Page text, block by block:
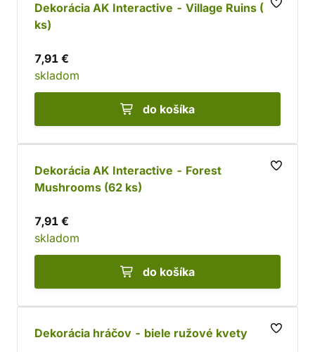
Dekorácia AK Interactive - Village Ruins (12
ks)
7,91 €
skladom
do košíka
Dekorácia AK Interactive - Forest
Mushrooms (62 ks)
7,91 €
skladom
do košíka
Dekorácia hráčov - biele ružové kvety